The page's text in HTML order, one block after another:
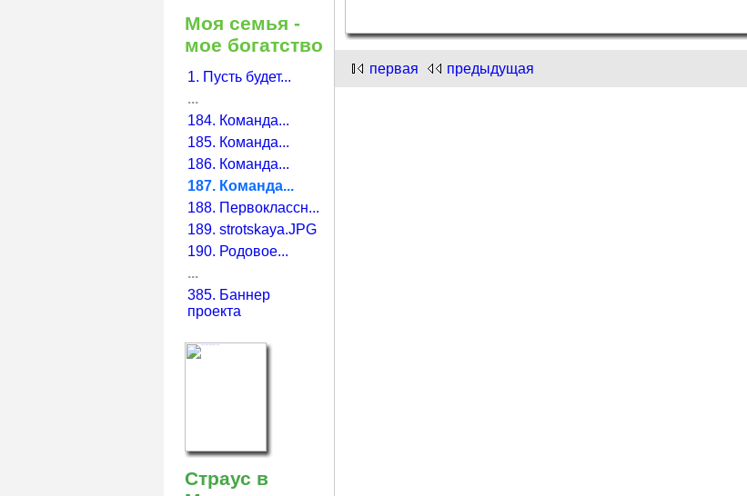
Моя семья -
мое богатство
1. Пусть будет...
...
184. Команда...
185. Команда...
186. Команда...
187. Команда...
188. Первоклассн...
189. strotskaya.JPG
190. Родовое...
...
385. Баннер
проекта
Страус в
первая предыдущая